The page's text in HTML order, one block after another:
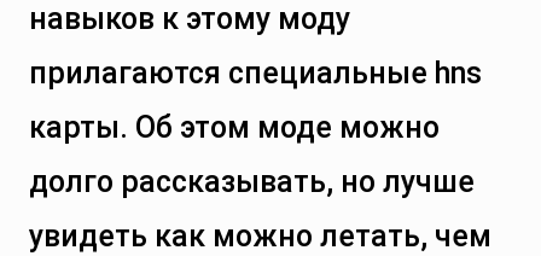
навыков к этому моду
прилагаются специальные hns
карты. Об этом моде можно
долго рассказывать, но лучше
увидеть как можно летать, чем